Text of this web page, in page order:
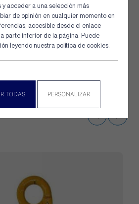
acceder a una selección más
de opinión en cualquier momento en
accesible desde el enlace
parte inferior de la página. Puede
leyendo nuestra política de cookies.
TODAS PERSONALIZAR
860 25,3
950 28
de la misma